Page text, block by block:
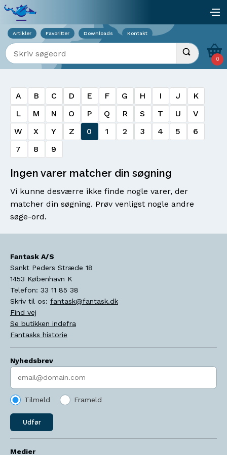
Artikler Favoritter Downloads Kontakt
Indtast søgeord Udfør søgning
0
A B C D E F G H I J
K
L
M N O P Q R S T U
V
W
X Y Z 0 1 2 3 4 5
6
7
8 9
Ingen varer matcher din søgning
Vi kunne desværre ikke finde nogle varer, der
matcher din søgning. Prøv venligst nogle andre
søge-ord.
Fantask A/S
Sankt Peders Stræde 18
1453 København K
Telefon: 33 11 85 38
Skriv til os: fantask@fantask.dk
Find vej
Se butikken indefra
Fantasks historie
Nyhedsbrev
Indtast søgeord
Tilmeld Frameld
Udfør
Medier
Viser overlay for indkøbskurv